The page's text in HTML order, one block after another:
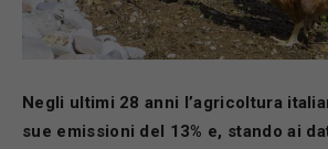
Negli ultimi 28 anni l’agricoltura
sue emissioni del 13% e, stando ai